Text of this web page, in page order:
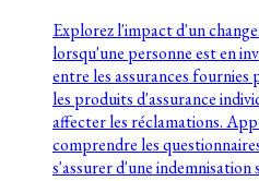
Explorez l'impact d'un
lorsqu'une personne est en
entre les assurances
les produits d'assurance
affecter les réclamations.
comprendre les
s'assurer d'une indemnisation